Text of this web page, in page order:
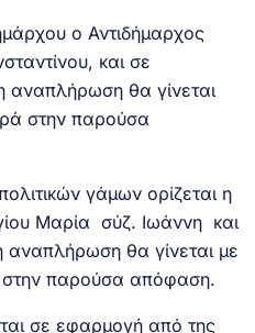
ο Αντιδήμαρχος
και σε
αναπλήρωση θα γίνεται
στην παρούσα
γάμων ορίζεται η
Μαρία σύζ. Ιωάννη και
θα γίνεται με
παρούσα απόφαση.
σε εφαρμογή από της